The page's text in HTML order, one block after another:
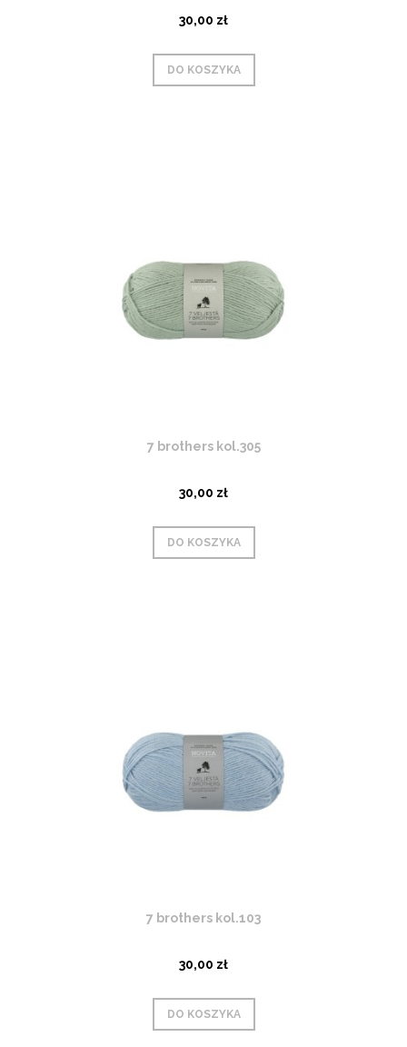
30,00 zł
DO KOSZYKA
7 brothers kol.305
30,00 zł
DO KOSZYKA
7 brothers kol.103
30,00 zł
DO KOSZYKA